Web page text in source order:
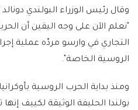
وقال رئيس الوزراء البولندي
"نعلم الآن على وجه اليقين أن
التجاري في وارسو مردّه عملية
الروسية الخاصة".
بولندا الحليفة الوثيقة لكييف